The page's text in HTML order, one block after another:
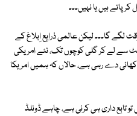
پاتے ہیں یا نہیں۔۔۔
گا۔۔۔ لیکن عالمی ذرایع اِبلاغ کے
سے لے کر گلی کوچوں تک، نئے امریکی
دے رہی ہے، حالاں کہ ہمیں امریکا
تابع داری ہی کرنی ہے، چاہے ڈونلڈ